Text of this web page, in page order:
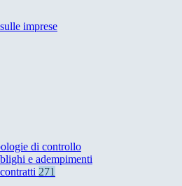
imprese
di controllo
e adempimenti
271